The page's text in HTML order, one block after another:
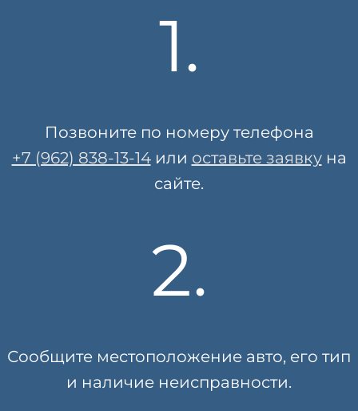
1.
Позвоните по номеру телефона
+7 (962) 838-13-14или оставьте заявку на
сайте.
2.
Сообщите местоположение авто, его тип
и наличие неисправности.